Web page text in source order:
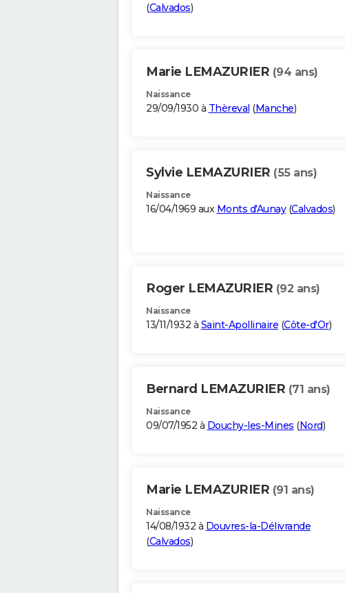
(Calvados)
Marie LEMAZURIER (94 ans)
Naissance
29/09/1930 à Thèreval (Manche)
Sylvie LEMAZURIER (55 ans)
Naissance
16/04/1969 aux Monts d'Aunay(Calvados)
Roger LEMAZURIER (92 ans)
Naissance
13/11/1932 à Saint-Apollinaire (Côte-d'Or)
Bernard LEMAZURIER (71 ans)
Naissance
09/07/1952 à Douchy-les-Mines (Nord)
Marie LEMAZURIER (91 ans)
Naissance
14/08/1932 à Douvres-la-Délivrande
(Calvados)